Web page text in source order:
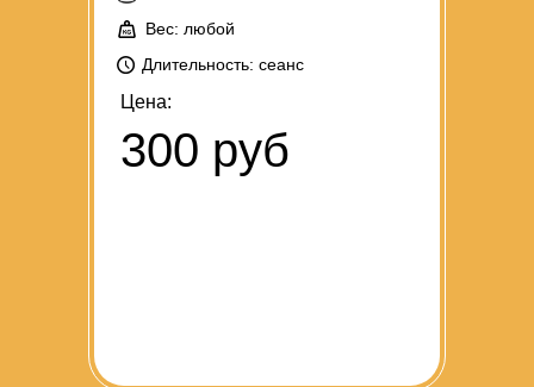
300 руб
Цена:
Вес: любой
Длительность: сеанс